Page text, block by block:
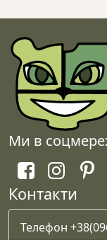
Ми в
Контакти
Телефон